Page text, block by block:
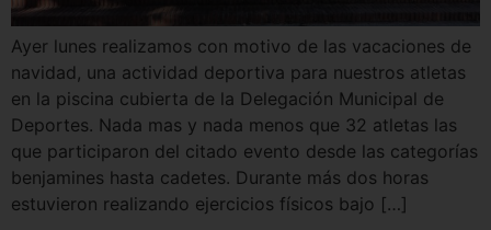
Ayer lunes realizamos con motivo de las vacaciones de
navidad, una actividad deportiva para nuestros atletas
en la piscina cubierta de la Delegación Municipal de
Deportes. Nada mas y nada menos que 32 atletas las
que participaron del citado evento desde las categorías
benjamines hasta cadetes. Durante más dos horas
estuvieron realizando ejercicios físicos bajo […]